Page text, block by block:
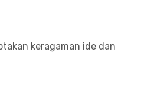
keragaman ide dan